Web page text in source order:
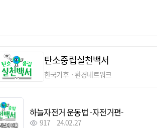
탄소중립실천백서
한국기후ㆍ환경네트워크
하늘자전거 운동법 -자전거편-
917 24.02.27